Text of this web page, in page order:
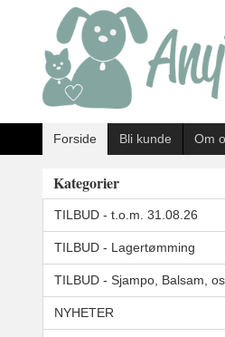
innholdet
Forside Bli kunde Om
Kategorier
TILBUD - t.o.m. 31.08.26
TILBUD - Lagertømming
TILBUD - Sjampo, Balsam,
NYHETER